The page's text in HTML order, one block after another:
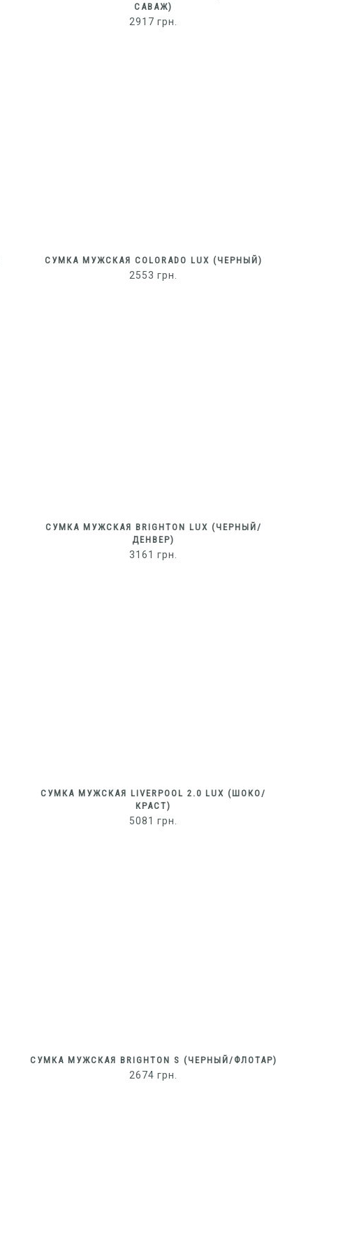
САВАЖ)
2917грн.
СУМКА МУЖСКАЯ COLORADO LUX (ЧЕРНЫЙ)
2553грн.
СУМКА МУЖСКАЯ BRIGHTON LUX (ЧЕРНЫЙ/
ДЕНВЕР)
3161грн.
СУМКА МУЖСКАЯ LIVERPOOL 2.0 LUX (ШОКО/
КРАСТ)
5081грн.
СУМКА МУЖСКАЯ BRIGHTON S (ЧЕРНЫЙ/ФЛОТАР)
2674грн.